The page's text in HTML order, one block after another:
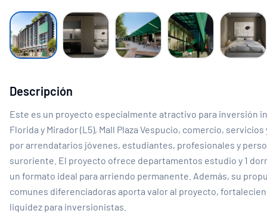
Descripción
Este es un proyecto especialmente atractivo para inversión
Florida y Mirador (L5), Mall Plaza Vespucio, comercio,
por arrendatarios jóvenes, estudiantes, profesionales y
suroriente. El proyecto ofrece departamentos estudio y 1
un formato ideal para arriendo permanente. Además, su
comunes diferenciadoras aporta valor al proyecto,
liquidez para inversionistas.